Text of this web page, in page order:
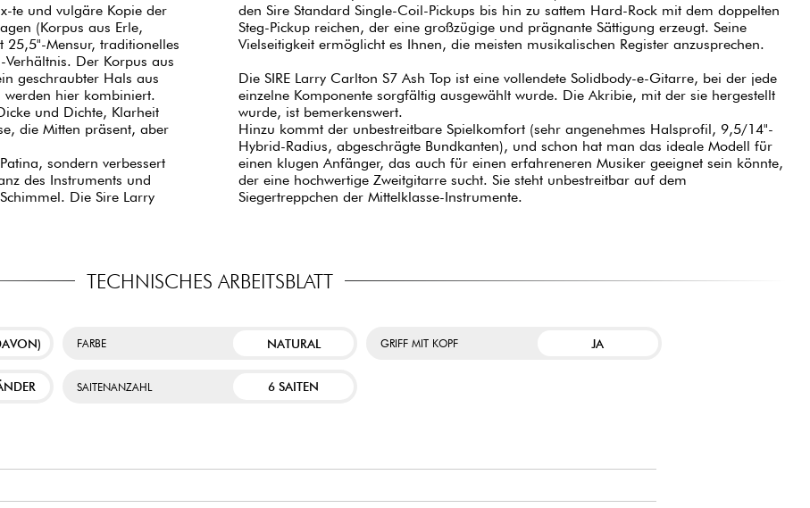
te und vulgäre Kopie der
(Korpus aus Erle,
Mensur, traditionelles
Der Korpus aus
geschraubter Hals aus
hier kombiniert.
und Dichte, Klarheit
die Mitten präsent, aber
sondern verbessert
des Instruments und
Die Sire Larry
den Sire Standard Single-Coil-Pickups bis hin zu sattem Hard-Rock mit dem doppelten
Steg-Pickup reichen, der eine großzügige und prägnante Sättigung erzeugt. Seine
Vielseitigkeit ermöglicht es Ihnen, die meisten musikalischen Register anzusprechen.
Die SIRE Larry Carlton S7 Ash Top ist eine vollendete Solidbody-e-Gitarre, bei der jede
einzelne Komponente sorgfältig ausgewählt wurde. Die Akribie, mit der sie hergestellt
wurde, ist bemerkenswert.
Hinzu kommt der unbestreitbare Spielkomfort (sehr angenehmes Halsprofil, 9,5/14"-
Hybrid-Radius, abgeschrägte Bundkanten), und schon hat man das ideale Modell für
einen klugen Anfänger, das auch für einen erfahreneren Musiker geeignet sein könnte,
der eine hochwertige Zweitgitarre sucht. Sie steht unbestreitbar auf dem
Siegertreppchen der Mittelklasse-Instrumente.
TECHNISCHES ARBEITSBLATT
FARBE NATURAL GRIFF MIT KOPF JA
SAITENANZAHL 6 SAITEN